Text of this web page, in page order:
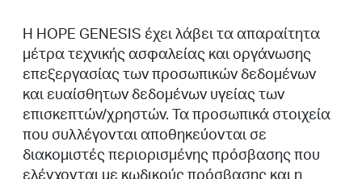
Η HOPE GENESIS έχει λάβει τα απαραίτητα
μέτρα τεχνικής ασφαλείας και οργάνωσης
επεξεργασίας των προσωπικών δεδομένων
και ευαίσθητων δεδομένων υγείας των
επισκεπτών/χρηστών. Τα προσωπικά στοιχεία
που συλλέγονται αποθηκεύονται σε
διακομιστές περιορισμένης πρόσβασης που
ελέγχονται με κωδικούς πρόσβασης και η